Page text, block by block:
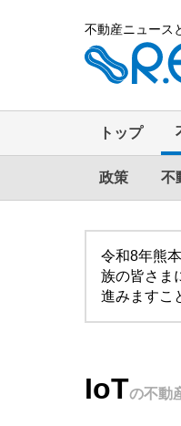
不動産ニュース
トップ
政策 不
令和8年熊
族の皆さま
進みますこ
IoTの不動